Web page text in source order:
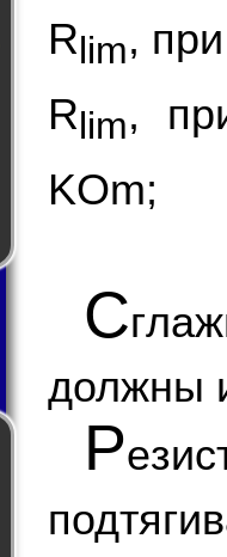
Rlim,
Rlim,
KOm;
С
должны
Р